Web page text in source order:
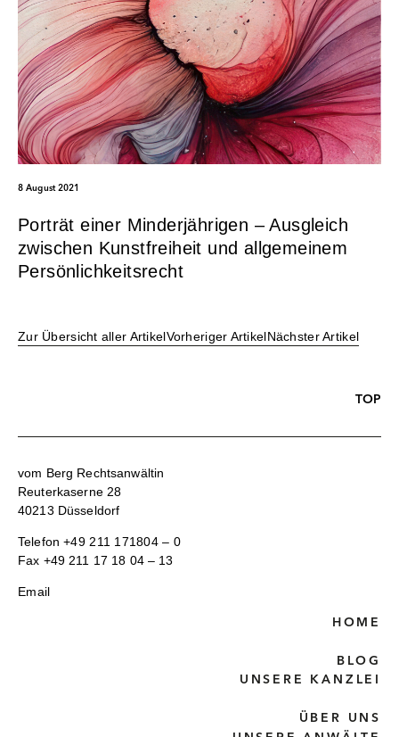
8 August 2021
Porträt einer Minderjährigen – Ausgleich
zwischen Kunstfreiheit und allgemeinem
Persönlichkeitsrecht
Zur Übersicht aller ArtikelVorheriger ArtikelNächster Artikel
TOP
vom Berg Rechtsanwältin
Reuterkaserne 28
40213 Düsseldorf
Telefon+49 211 171804 – 0
Fax +49 211 17 18 04 – 13
Email
HOME
BLOG
UNSERE KANZLEI
ÜBER UNS